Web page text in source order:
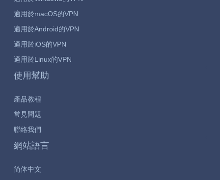
適用於macOS的VPN
適用於Android的VPN
適用於iOS的VPN
適用於Linux的VPN
使用幫助
產品教程
常見問題
聯絡我們
網站語言
简体中文